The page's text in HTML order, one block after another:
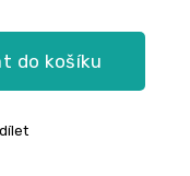
do košíku